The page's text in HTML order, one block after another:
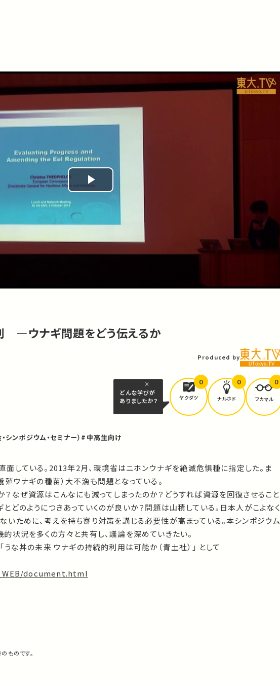
Play
Video
―ウナギ問題をどう伝えるか
Produced by
どんな学びが
ありましたか？
ヤクダツ
0
ナルホド
0
フカマル
0
シンポジウム・セミナー） #中高生向け
面している。2013年2月、環境省はニホンウナギを絶滅危惧種に指定した。ま
殖ウナギの種苗）大不漁も問題となっている。
？なぜ資源はこんなにも減ってしまったのか？どうすれば資源を回復させること
どのようにつきあっていくのが良いか？問題は山積している。日本人がこよなく
いために、考えを持ち寄り対策を講じる必要性が高まっている。本シンポジウム
状況を多くの方々と共有し、議論を深めていきたい。
な丼の未来 ウナギの持続的利用は可能か（青土社）」 として
document.html
ものです。